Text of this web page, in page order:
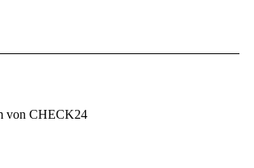
von CHECK24